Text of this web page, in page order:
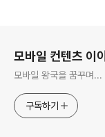
모바일 컨텐츠 이
모바일 왕국을 꿈꾸며...
구독하기